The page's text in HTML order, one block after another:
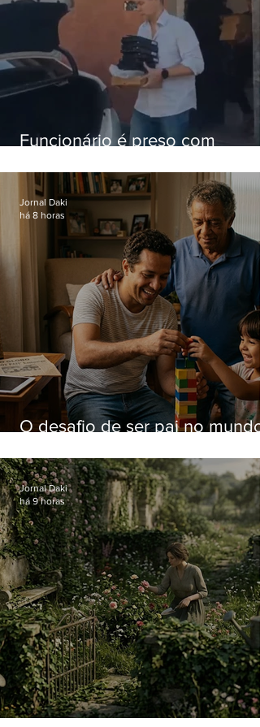
Funcionário é preso com
Hospital do Andaraí
O desafio de ser pai no mundo
Jornal Daki
há 8 horas
Jornal Daki
há 9 horas